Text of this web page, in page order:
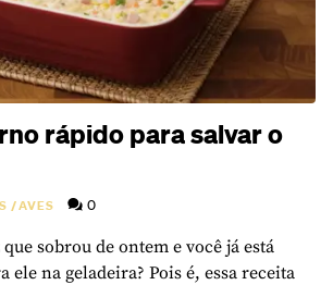
rápido para salvar o
/AVES 0
sobrou de ontem e você já está
ele na geladeira? Pois é, essa receita